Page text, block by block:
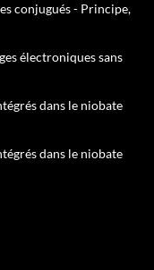
conjugués - Principe,
électroniques sans
dans le niobate
dans le niobate